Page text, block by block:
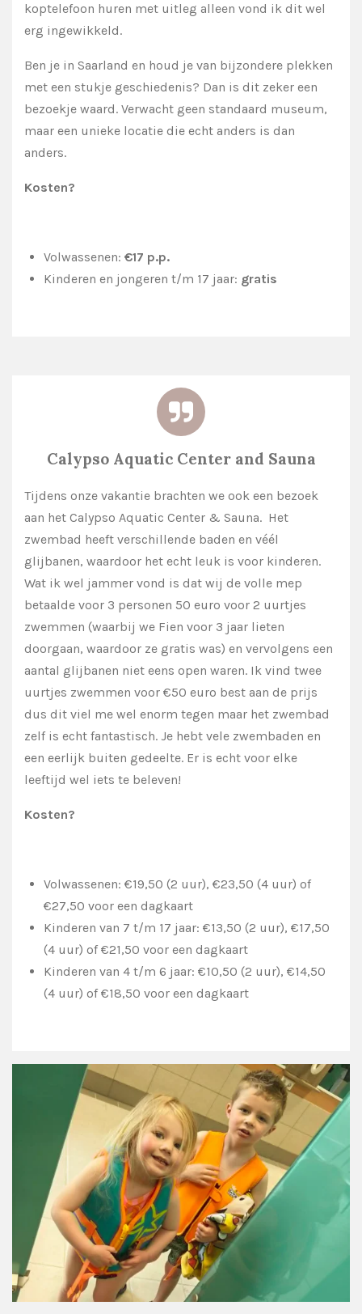
koptelefoon huren met uitleg alleen vond ik dit wel
erg ingewikkeld.
Ben je in Saarland en houd je van bijzondere plekken
met een stukje geschiedenis? Dan is dit zeker een
bezoekje waard. Verwacht geen standaard museum,
maar een unieke locatie die echt anders is dan
anders.
Kosten?
Volwassenen: €17 p.p.
Kinderen en jongeren t/m 17 jaar: gratis
Calypso Aquatic Center and Sauna
Tijdens onze vakantie brachten we ook een bezoek
aan het Calypso Aquatic Center & Sauna. Het
zwembad heeft verschillende baden en véél
glijbanen, waardoor het echt leuk is voor kinderen.
Wat ik wel jammer vond is dat wij de volle mep
betaalde voor 3 personen 50 euro voor 2 uurtjes
zwemmen (waarbij we Fien voor 3 jaar lieten
doorgaan, waardoor ze gratis was) en vervolgens een
aantal glijbanen niet eens open waren. Ik vind twee
uurtjes zwemmen voor €50 euro best aan de prijs
dus dit viel me wel enorm tegen maar het zwembad
zelf is echt fantastisch. Je hebt vele zwembaden en
een eerlijk buiten gedeelte. Er is echt voor elke
leeftijd wel iets te beleven!
Kosten?
Volwassenen: €19,50 (2 uur), €23,50 (4 uur) of
€27,50 voor een dagkaart
Kinderen van 7 t/m 17 jaar: €13,50 (2 uur), €17,50
(4 uur) of €21,50 voor een dagkaart
Kinderen van 4 t/m 6 jaar: €10,50 (2 uur), €14,50
(4 uur) of €18,50 voor een dagkaart